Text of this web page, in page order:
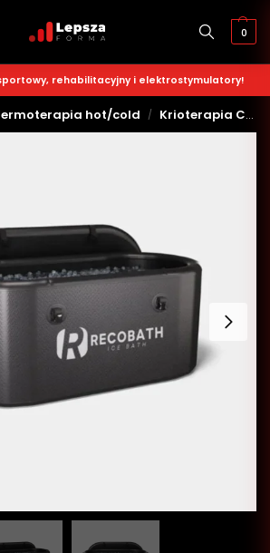
0
rehabilitacyjny i elektrostymulatory!
hot/cold / Krioterapia Całego Ciała